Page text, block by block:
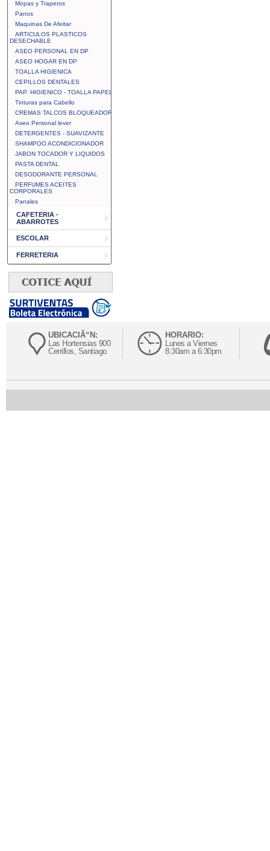
Mopas y Traperos
Panos
Maquinas De Afeitar
ARTICULOS PLASTICOS
DESECHABLE
ASEO PERSONAL EN DP
ASEO HOGAR EN DP
TOALLA HIGIENICA
CEPILLOS DENTALES
PAP. HIGIENICO - TOALLA PAPEL
Tinturas para Cabello
CREMAS TALCOS BLOQUEADOR
Aseo Personal lever
DETERGENTES - SUAVIZANTE
SHAMPOO ACONDICIONADOR
JABON TOCADOR Y LIQUIDOS
PASTA DENTAL
DESODORANTE PERSONAL
PERFUMES ACEITES
CORPORALES
Panales
CAFETERIA -
ABARROTES
ESCOLAR
FERRETERIA
UBICACIÃ“N:
Las Hortensias 900
Cerrillos, Santiago
HORARIO:
Lunes a Viernes
8:30am a 6:30pm